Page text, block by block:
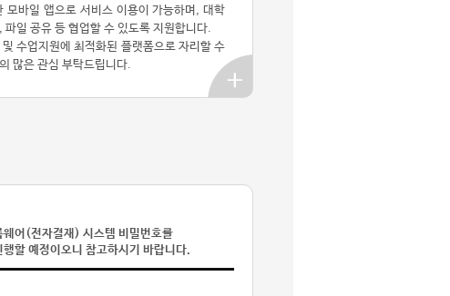
모바일 앱으로 서비스 이용이 가능하며, 대학
파일 공유 등 협업할 수 있도록 지원합니다.
수업지원에 최적화된 플랫폼으로 자리할 수
많은 관심 부탁드립니다.
웨어(전자결재) 시스템 비밀번호를
할 예정이오니 참고하시기 바랍니다.